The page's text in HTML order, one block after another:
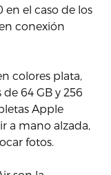
en el caso de los
conexión
colores plata,
64 GB y 256
Apple
a mano alzada,
fotos.